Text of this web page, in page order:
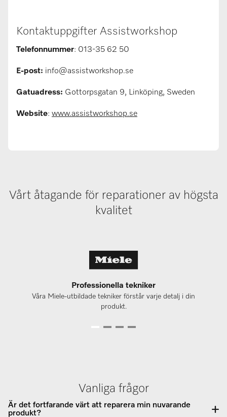
Kontaktuppgifter Assistworkshop
Telefonnummer: 013-35 62 50
E-post: info@assistworkshop.se
Gatuadress: Gottorpsgatan 9, Linköping, Sweden
Website: www.assistworkshop.se
Vårt åtagande för reparationer av högsta
kvalitet
Professionella tekniker
Våra Miele-utbildade tekniker förstår varje detalj i din
produkt.
Vanliga frågor
Är det fortfarande värt att reparera min nuvarande
produkt?